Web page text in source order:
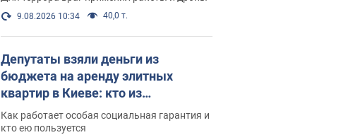
9.08.2026 10:34 40,0 т.
Депутаты взяли деньги из
бюджета на аренду элитных
квартир в Киеве: кто из
парламентариев просил средства
и где поселился
Как работает особая социальная гарантия и
кто ею пользуется